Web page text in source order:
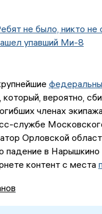
не было, никто
упавший Ми-8
вероятно,
членах
службе
Орловской
в Нарышкино
контент с места